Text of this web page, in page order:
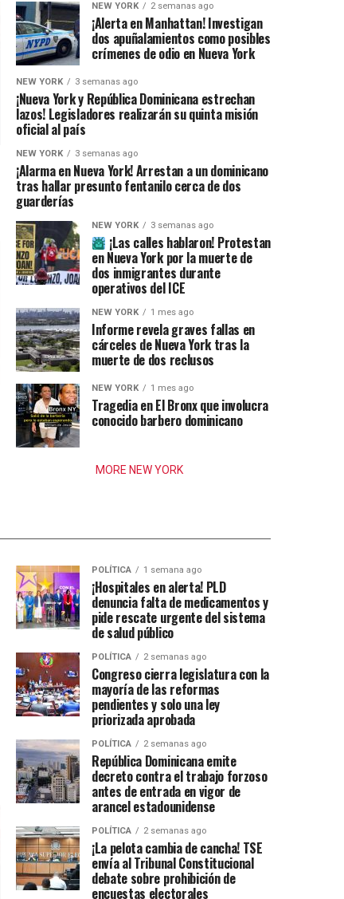
NEW YORK 2 semanas ago
¡Alerta en Manhattan! Investigan
dos apuñalamientos como posibles
crímenes de odio en Nueva York
NEW YORK 3 semanas ago
¡Nueva York y República Dominicana estrechan
lazos! Legisladores realizarán su quinta misión
oficial al país
NEW YORK 3 semanas ago
¡Alarma en Nueva York! Arrestan a un dominicano
tras hallar presunto fentanilo cerca de dos
guarderías
NEW YORK 3 semanas ago
¡Las calles hablaron! Protestan
en Nueva York por la muerte de
dos inmigrantes durante
operativos del ICE
NEW YORK 1 mes ago
Informe revela graves fallas en
cárceles de Nueva York tras la
muerte de dos reclusos
NEW YORK 1 mes ago
Tragedia en El Bronx que involucra
conocido barbero dominicano
MORE NEW YORK
POLÍTICA 1 semana ago
¡Hospitales en alerta! PLD
denuncia falta de medicamentos y
pide rescate urgente del sistema
de salud público
POLÍTICA 2 semanas ago
Congreso cierra legislatura con la
mayoría de las reformas
pendientes y solo una ley
priorizada aprobada
POLÍTICA 2 semanas ago
República Dominicana emite
decreto contra el trabajo forzoso
antes de entrada en vigor de
arancel estadounidense
POLÍTICA 2 semanas ago
¡La pelota cambia de cancha! TSE
envía al Tribunal Constitucional
debate sobre prohibición de
encuestas electorales